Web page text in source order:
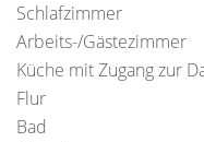
Schlafzimmer
Arbeits-/Gästezimmer
Küche mit Zugang zur
Flur
Bad